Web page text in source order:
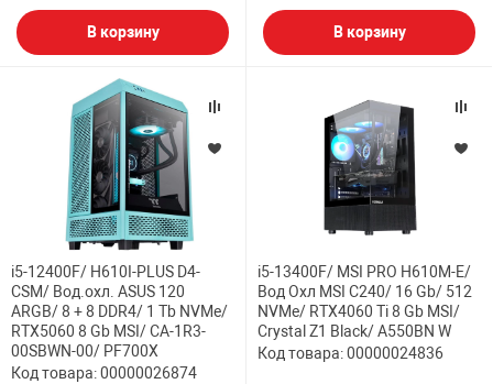
В корзину В корзину
i5-12400F/ H610I-PLUS D4-
CSM/ Вод.охл. ASUS 120
ARGB/ 8 + 8 DDR4/ 1 Tb NVMe/
RTX5060 8 Gb MSI/ CA-1R3-
00SBWN-00/ PF700X
Код товара: 00000026874
i5-13400F/ MSI PRO H610M-E/
Вод Охл MSI C240/ 16 Gb/ 512
NVMe/ RTX4060 Ti 8 Gb MSI/
Crystal Z1 Black/ A550BN W
Код товара: 00000024836